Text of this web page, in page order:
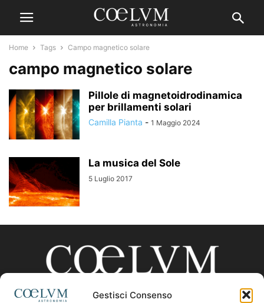
Gestisci Consenso
Home Tags Campo magnetico solare
campo magnetico solare
Pillole di magnetoidrodinamica
per brillamenti solari
Camilla Pianta - 1 Maggio 2024
La musica del Sole
5 Luglio 2017